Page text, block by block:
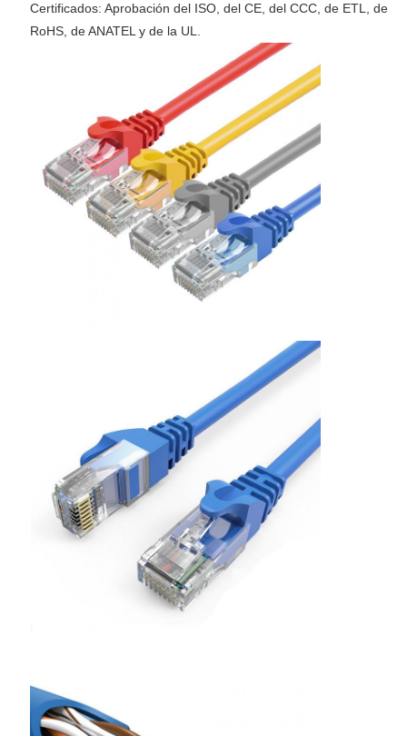
Certificados: Aprobación del ISO, del CE, del CCC, de ETL, de
RoHS, de ANATEL y de la UL.